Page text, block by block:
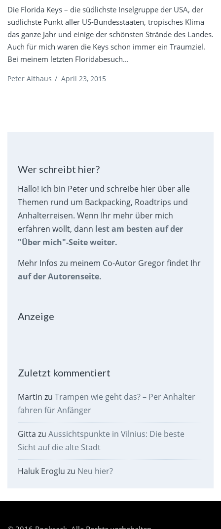
Die Florida Keys – die südlichste Inselgruppe der USA, der
südlichste Punkt aller US-Bundesstaaten, tropisches Klima
das ganze Jahr und einige der schönsten Strände des Landes.
Auch für mich waren die Keys schon immer ein Traumziel.
Bei meinem letzten Floridabesuch...
Peter Althaus / April 23, 2015
Wer schreibt hier?
Hallo! Ich bin Peter und schreibe hier über alle
Themen rund um Backpacking, Roadtrips und
Anhalterreisen. Wenn Ihr mehr über mich
erfahren wollt, dann lest am besten auf der
"Über mich"-Seite weiter.
Mehr Infos zu meinem Co-Autor Gregor findet Ihr
auf der Autorenseite.
Anzeige
Zuletzt kommentiert
Martin zu Trampen wie geht das? – Per Anhalter
fahren für Anfänger
Gitta zu Aussichtspunkte in Vilnius: Die beste
Sicht auf die alte Stadt
Haluk Eroglu zu Neu hier?